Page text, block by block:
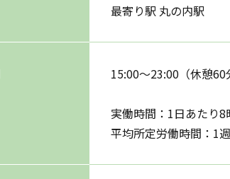
最寄り駅 丸の内駅
15:00～23:00（休憩60
実働時間：1日あたり8
平均所定労働時間：1